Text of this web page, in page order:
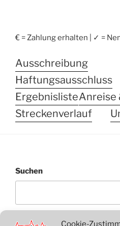
Cookie-
€ = Zahlung erhalten | ✓ =
Ausschreibung
Haftungsausschluss
ErgebnislisteAnreise
Streckenverlauf
Suchen